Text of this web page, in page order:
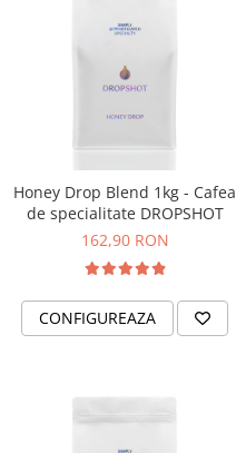
Honey Drop Blend 1kg - Cafea
de specialitate DROPSHOT
162,90 RON
CONFIGUREAZA